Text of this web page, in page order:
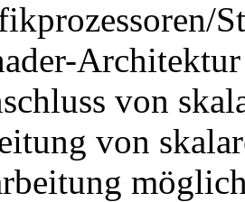
von
von